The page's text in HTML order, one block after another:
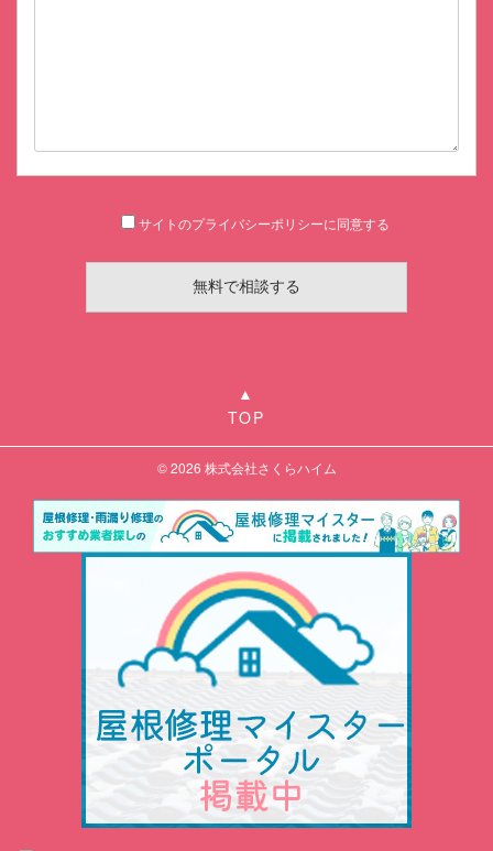
サイトのプライバシーポリシーに同意する
TOP
© 2026 株式会社さくらハイム